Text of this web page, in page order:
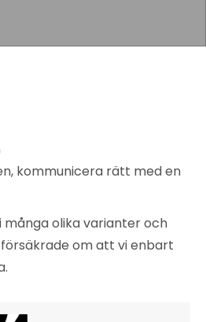
kommunicera rätt med en
många olika varianter och
om att vi enbart